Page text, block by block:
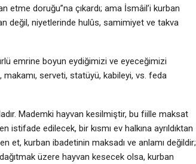
etme doruğu”na çıkardı; ama İsmâil’i kurban
değil, niyetlerinde hulûs, samimiyet ve takva
emrine boyun eydiğimizi ve eyeceğimizi
serveti, statüyü, kabileyi, vs. feda
Mademki hayvan kesilmiştir, bu fiille maksat
edilecek, bir kısmı ev halkına ayrıldıktan
et, kurban ibadetinin maksadı ve anlamı değildir;
üzere hayvan kesecek olsa, kurban